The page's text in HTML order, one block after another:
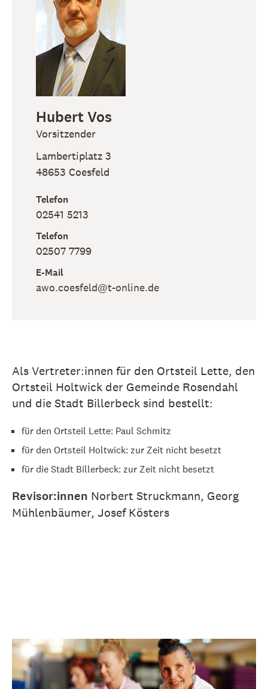
HubertVos
Vorsitzender
Lambertiplatz 3
48653 Coesfeld
Telefon
02541 5213
Telefon
02507 7799
E-Mail
awo​.coesfeld​@t-online​.de
Als Vertreter:innen für den Ortsteil Lette, den
Ortsteil Holtwick der Gemeinde Rosendahl
und die Stadt Billerbeck sind bestellt:
für den Ortsteil Lette: Paul Schmitz
für den Ortsteil Holtwick: zur Zeit nicht besetzt
für die Stadt Billerbeck: zur Zeit nicht besetzt
Revisor:innen Norbert Struckmann, Georg
Mühlenbäumer, Josef Kösters